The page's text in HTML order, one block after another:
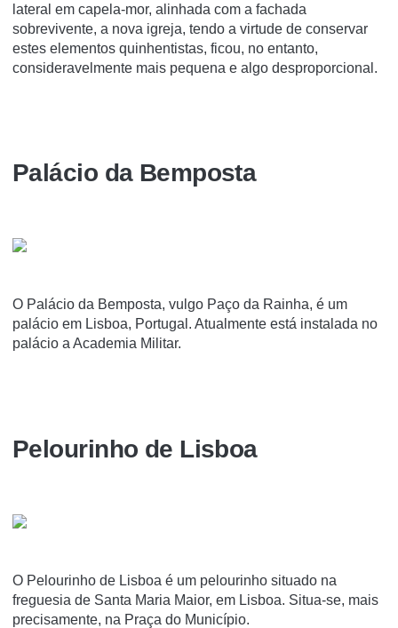
lateral em capela-mor, alinhada com a fachada
sobrevivente, a nova igreja, tendo a virtude de conservar
estes elementos quinhentistas, ficou, no entanto,
consideravelmente mais pequena e algo desproporcional.
Palácio da Bemposta
O Palácio da Bemposta, vulgo Paço da Rainha, é um
palácio em Lisboa, Portugal. Atualmente está instalada no
palácio a Academia Militar.
Pelourinho de Lisboa
O Pelourinho de Lisboa é um pelourinho situado na
freguesia de Santa Maria Maior, em Lisboa. Situa-se, mais
precisamente, na Praça do Municí­pio.